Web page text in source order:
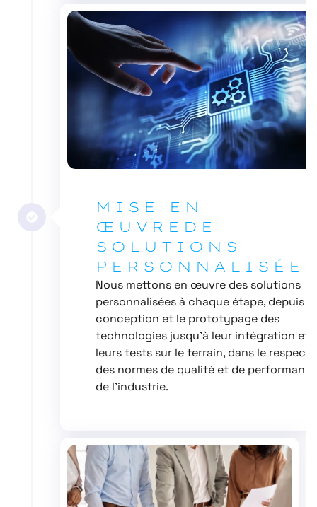
MISE EN
ŒUVREDE
SOLUTIONS
Nous mettons en œuvre des solutions
personnalisées à chaque étape, depuis la
conception et le prototypage des
technologies jusqu’à leur intégration et
leurs tests sur le terrain, dans le respect
des normes de qualité et de
de l’industrie.